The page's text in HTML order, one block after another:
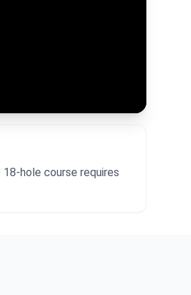
hole course requires